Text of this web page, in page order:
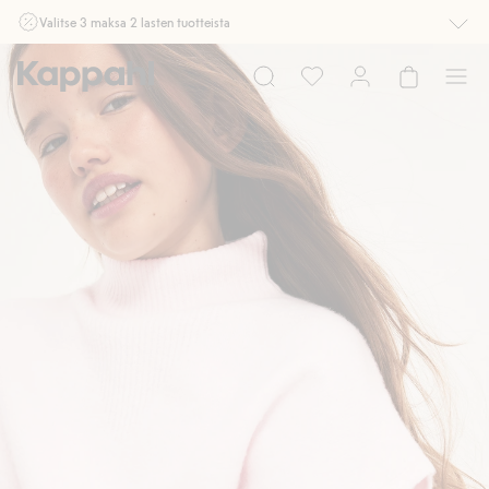
Valitse 3 maksa 2 lasten tuotteista
Ei Newbie. Ostaessasi 2 tuotetta tai enemmän. Voimassa 3-16.8. asti
myymälässä ja verkossa. Ei voi yhdistää muihin alennuksiin tai tarjouksiin.
Osta nyt